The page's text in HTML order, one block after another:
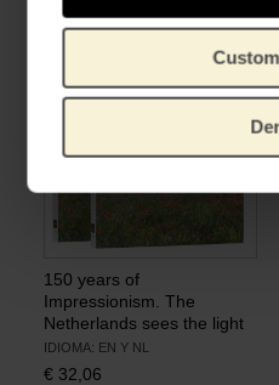
25,23
150 years of
Impressionism. The
Netherlands sees the light
IDIOMA: EN Y NL
€ 32,06